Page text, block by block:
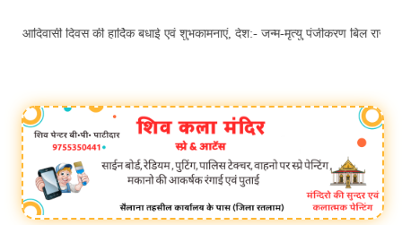
की हार्दिक बधाई एवं शुभकामनाएं, देश:- जन्म-मृत्यु पंजीकरण बिल राज्यसभा से पास,